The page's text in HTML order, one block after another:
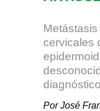
cervicales
Por José